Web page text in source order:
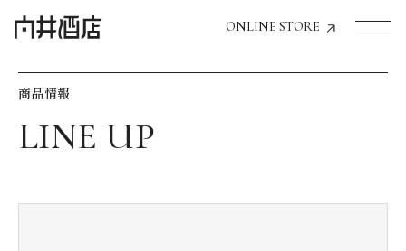
ONLINE STORE
飲食店経営のお客様
商品情報